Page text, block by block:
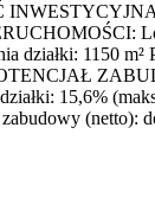
działki: 1150 m²
15,6%
(netto):